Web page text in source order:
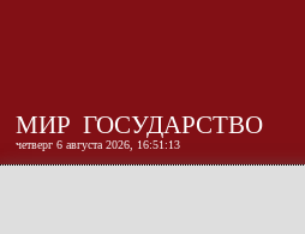
МИР ГОСУДАРСТВО
четверг 6 августа 2026, 16:51:14